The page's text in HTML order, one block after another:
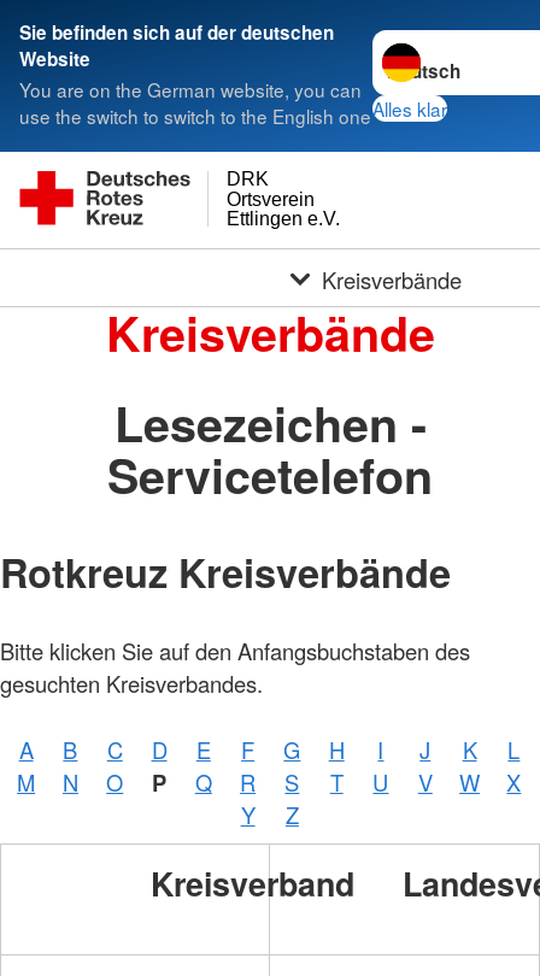
Sie befinden sich auf der deutschen
Website
You are on the German website, you can
use the switch to switch to the English one
Sprache wechseln
Alles klar
Ettlingen e.V.
Ortsverein
DRK
Kreisverbände
Kreisverbände
Lesezeichen -
Servicetelefon
Rotkreuz Kreisverbände
Bitte klicken Sie auf den Anfangsbuchstaben des
gesuchten Kreisverbandes.
A B C D E F G H I J K
L
M
N O P Q R S T U V W
X
Y
Z
Kreisverband